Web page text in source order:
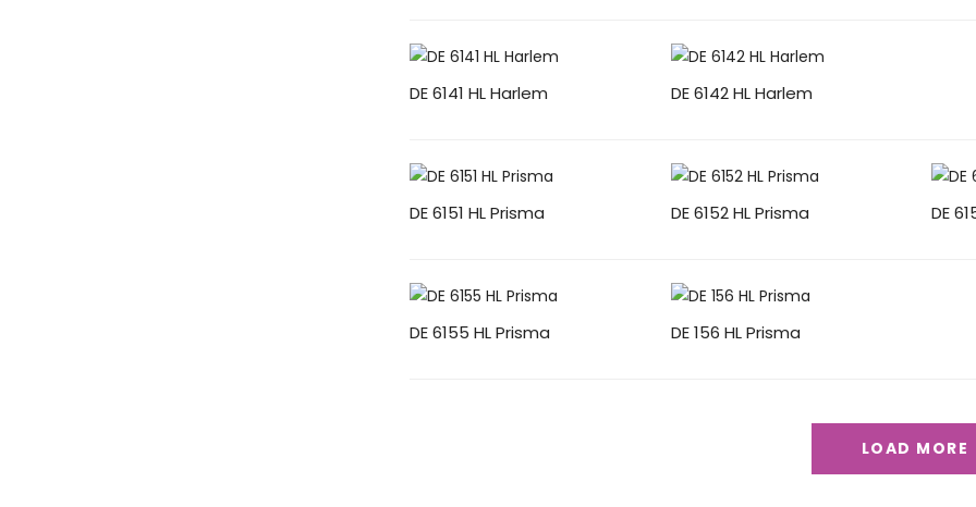
DE 6141 HL Harlem DE 6142 HL Harlem
DE 6151 HL Prisma DE 6152 HL Prisma DE
DE 6155 HL Prisma DE 156 HL Prisma
LOAD MORE